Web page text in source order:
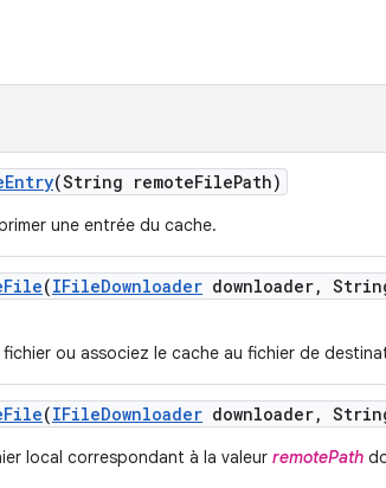
Entry(String remoteFilePath)
une entrée du cache.
File(IFileDownloader downloader,
fichier ou associez le cache au fichier de
File(IFileDownloader downloader,
local correspondant à la valeur remotePath